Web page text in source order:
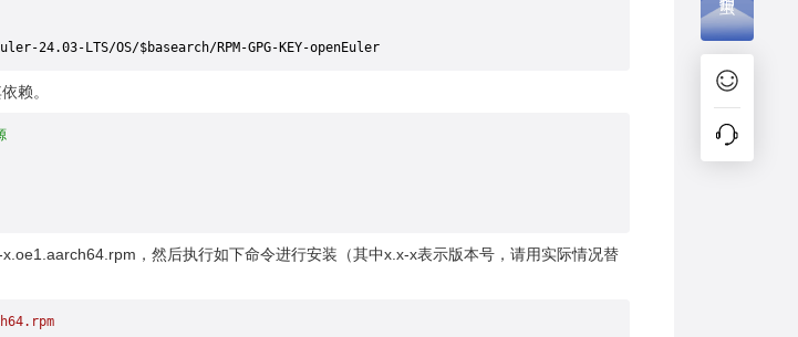
24.03-LTS/OS/$basearch/RPM-GPG-KEY-openEuler
赖。
，然后执行如下命令进行安装（其中x.x-x表示版本号，请用实际情况替